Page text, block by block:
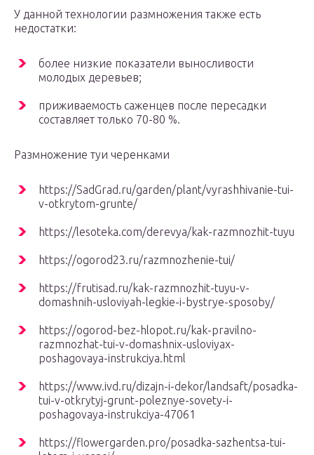
У данной технологии размножения также есть
недостатки:
более низкие показатели выносливости
молодых деревьев;
приживаемость саженцев после пересадки
составляет только 70-80 %.
Размножение туи черенками
https://SadGrad.ru/garden/plant/vyrashhivanie-tui-
v-otkrytom-grunte/
https://lesoteka.com/derevya/kak-razmnozhit-tuyu
https://ogorod23.ru/razmnozhenie-tui/
https://frutisad.ru/kak-razmnozhit-tuyu-v-
domashnih-usloviyah-legkie-i-bystrye-sposoby/
https://ogorod-bez-hlopot.ru/kak-pravilno-
razmnozhat-tui-v-domashnix-usloviyax-
poshagovaya-instrukciya.html
https://www.ivd.ru/dizajn-i-dekor/landsaft/posadka-
tui-v-otkrytyj-grunt-poleznye-sovety-i-
poshagovaya-instrukciya-47061
https://flowergarden.pro/posadka-sazhentsa-tui-